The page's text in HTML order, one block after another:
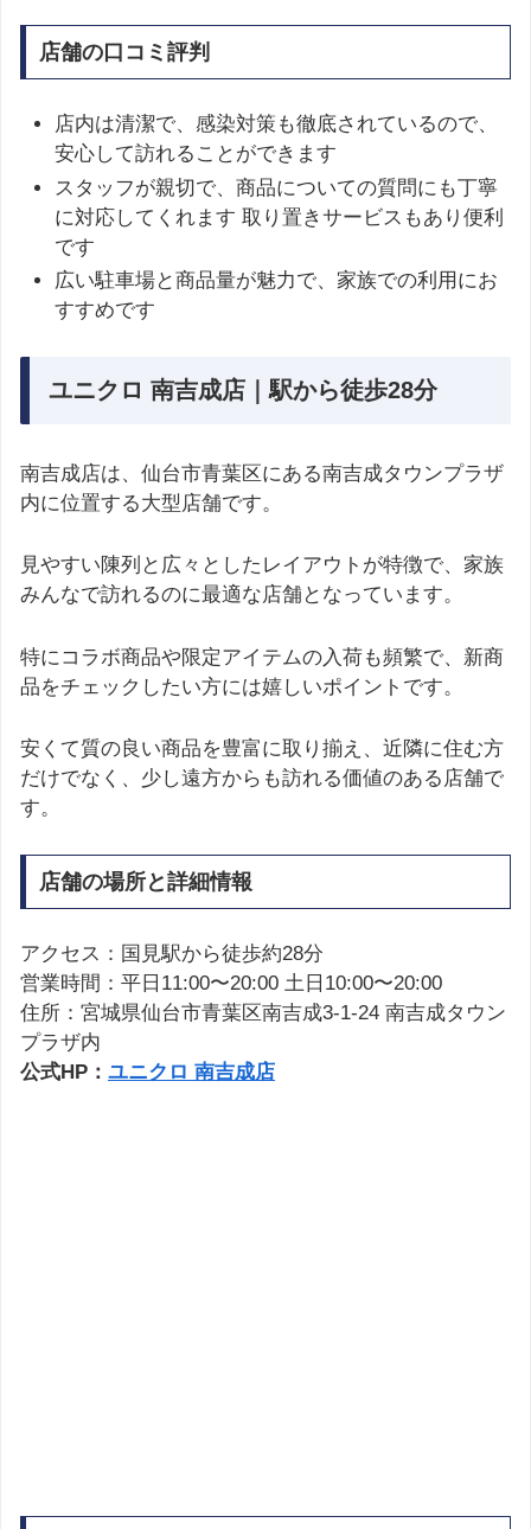
店舗の口コミ評判
店内は清潔で、感染対策も徹底されているので、
安心して訪れることができます
スタッフが親切で、商品についての質問にも丁寧
に対応してくれます 取り置きサービスもあり便利
です
広い駐車場と商品量が魅力で、家族での利用にお
すすめです
ユニクロ 南吉成店｜駅から徒歩28分
南吉成店は、仙台市青葉区にある南吉成タウンプラザ
内に位置する大型店舗です。
見やすい陳列と広々としたレイアウトが特徴で、家族
みんなで訪れるのに最適な店舗となっています。
特にコラボ商品や限定アイテムの入荷も頻繁で、新商
品をチェックしたい方には嬉しいポイントです。
安くて質の良い商品を豊富に取り揃え、近隣に住む方
だけでなく、少し遠方からも訪れる価値のある店舗で
す。
店舗の場所と詳細情報
アクセス：国見駅から徒歩約28分
営業時間：平日11:00〜20:00 土日10:00〜20:00
住所：宮城県仙台市青葉区南吉成3-1-24 南吉成タウン
プラザ内
公式HP： ユニクロ 南吉成店